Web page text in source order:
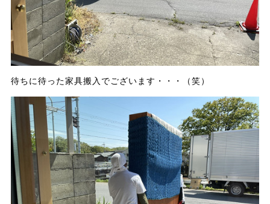
待ちに待った家具搬入でございます・・・（笑）